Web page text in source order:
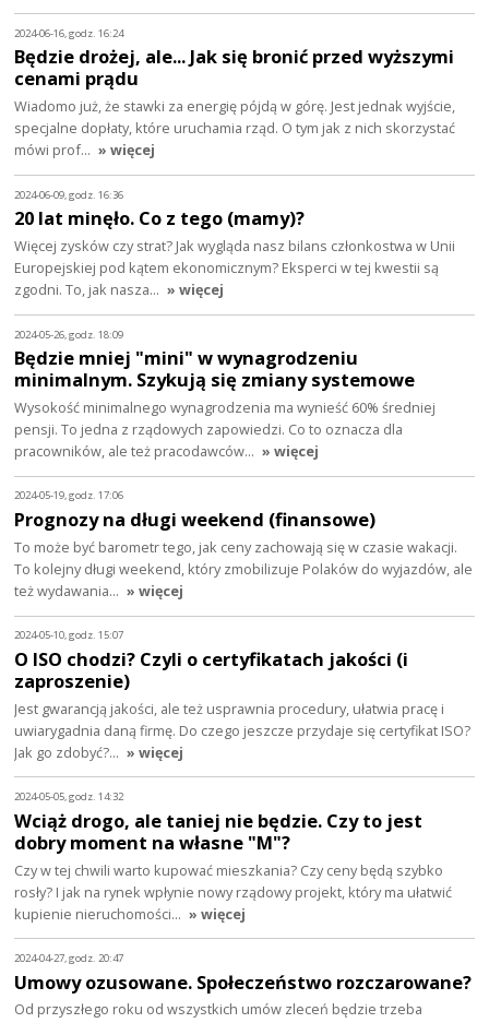
2024-06-16, godz. 16:24
Będzie drożej, ale... Jak się bronić przed wyższymi
cenami prądu
Wiadomo już, że stawki za energię pójdą w górę. Jest jednak wyjście,
specjalne dopłaty, które uruchamia rząd. O tym jak z nich skorzystać
mówi prof… » więcej
2024-06-09, godz. 16:36
20 lat minęło. Co z tego (mamy)?
Więcej zysków czy strat? Jak wygląda nasz bilans członkostwa w Unii
Europejskiej pod kątem ekonomicznym? Eksperci w tej kwestii są
zgodni. To, jak nasza… » więcej
2024-05-26, godz. 18:09
Będzie mniej "mini" w wynagrodzeniu
minimalnym. Szykują się zmiany systemowe
Wysokość minimalnego wynagrodzenia ma wynieść 60% średniej
pensji. To jedna z rządowych zapowiedzi. Co to oznacza dla
pracowników, ale też pracodawców… » więcej
2024-05-19, godz. 17:06
Prognozy na długi weekend (finansowe)
To może być barometr tego, jak ceny zachowają się w czasie wakacji.
To kolejny długi weekend, który zmobilizuje Polaków do wyjazdów, ale
też wydawania… » więcej
2024-05-10, godz. 15:07
O ISO chodzi? Czyli o certyfikatach jakości (i
zaproszenie)
Jest gwarancją jakości, ale też usprawnia procedury, ułatwia pracę i
uwiarygadnia daną firmę. Do czego jeszcze przydaje się certyfikat ISO?
Jak go zdobyć?… » więcej
2024-05-05, godz. 14:32
Wciąż drogo, ale taniej nie będzie. Czy to jest
dobry moment na własne "M"?
Czy w tej chwili warto kupować mieszkania? Czy ceny będą szybko
rosły? I jak na rynek wpłynie nowy rządowy projekt, który ma ułatwić
kupienie nieruchomości… » więcej
2024-04-27, godz. 20:47
Umowy ozusowane. Społeczeństwo rozczarowane?
Od przyszłego roku od wszystkich umów zleceń będzie trzeba